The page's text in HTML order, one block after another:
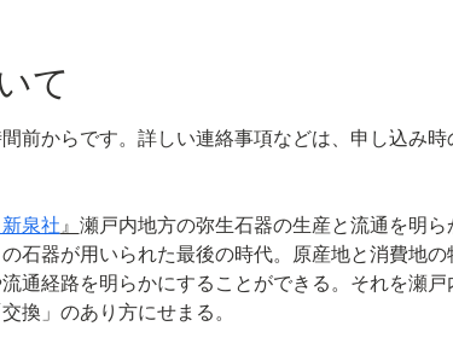
て
前からです。詳しい連絡事項などは、申し込み
泉社 』 瀬戸内地方の弥生石器の生産と流通を明ら
石器が用いられた最後の時代。原産地と消費地
通経路を明らかにすることができる。それを瀬
換」のあり方にせまる。